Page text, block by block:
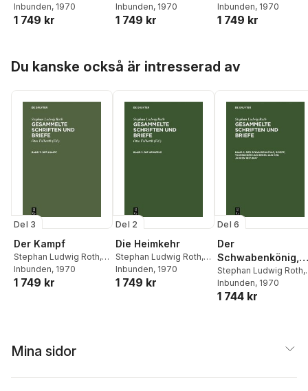
Otto Folberth
Inbunden, 1970
1 749 kr
Otto Folberth
Inbunden, 1970
1 749 kr
Otto Folberth
Inbunden, 1970
1 749 kr
Du kanske också är intresserad av
Del 3
Der Kampf
Stephan Ludwig Roth,
Otto Folberth
Inbunden, 1970
1 749 kr
Del 2
Die Heimkehr
Stephan Ludwig Roth,
Otto Folberth
Inbunden, 1970
1 749 kr
Del 6
Der
Schwabenkönig,
Briefe,
Und Reden Aus
Jahren 1837-1847
Stephan Ludwig Roth,
Otto Folberth
Inbunden, 1970
1 744 kr
Mina sidor